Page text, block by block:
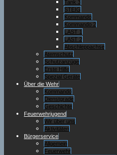
Tank 3
STEIG
Kommando
Kommando 2
LAST 1
LAST 2
Abschleppachse
Atemschutz
Schutzanzüge
Erste Hilfe
Spezial Geräte
Über die Wehr
Kommando
Dienstgrade
Geschichte
Feuerwehrjugend
Wir über uns
Aktivitäten
Bürgerservice
Allgemein
Feuerwehr